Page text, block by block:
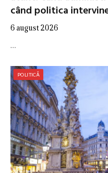
când politica
6 august 2026
…
POLITICĂ